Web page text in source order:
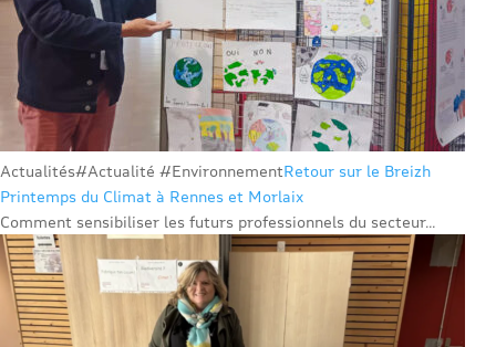
Actualités#Actualité #EnvironnementRetour sur le Breizh
Printemps du Climat à Rennes et Morlaix
Comment sensibiliser les futurs professionnels du secteur...